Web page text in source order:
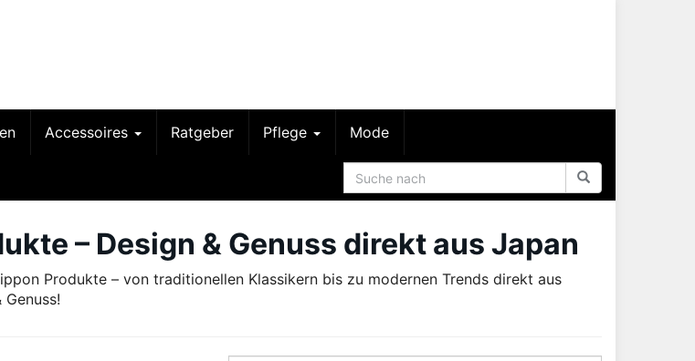
Accessoires Ratgeber Pflege Mode
– Design & Genuss direkt aus Japan
Produkte – von traditionellen Klassikern bis zu modernen Trends direkt aus